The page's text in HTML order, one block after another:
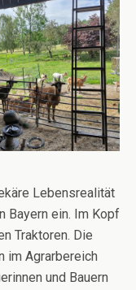
Lebensrealität
Bayern ein. Im Kopf
Traktoren. Die
im Agrarbereich
und Bauern